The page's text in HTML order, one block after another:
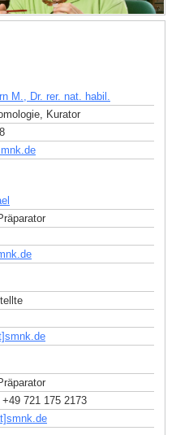
M., Dr. rer. nat. habil.
Kurator
.de
de
de
721 175 2173
de